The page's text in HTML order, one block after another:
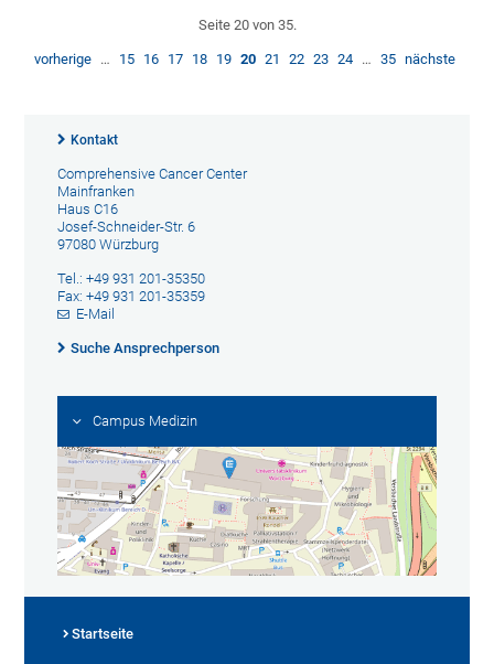
Seite 20 von 35.
vorherige … 15 16 17 18 19 20 21 22 23 24 … 35 nächste
Kontakt
Comprehensive Cancer Center
Mainfranken
Haus C16
Josef-Schneider-Str. 6
97080 Würzburg
Tel.: +49 931 201-35350
Fax: +49 931 201-35359
E-Mail
Suche Ansprechperson
Campus Medizin
Startseite